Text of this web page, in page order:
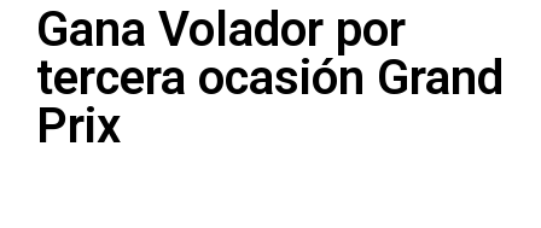
Gana Volador por
tercera ocasión Grand
Prix